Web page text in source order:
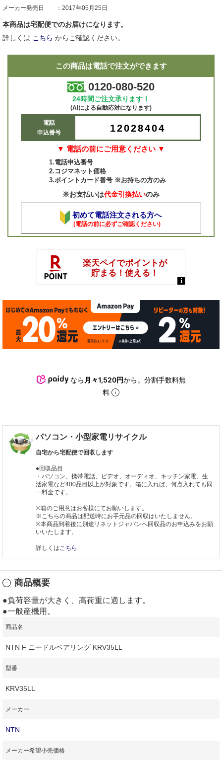
メーカー発売日
2017年05月25日
本商品は宅配便でのお届けになります。
詳しくは こちら からご確認ください。
この商品は電話で注文ができます
0120-080-520
24時間ご注文承ります！
(AIによる自動応対になります)
電話
申込番号
12028404
▼ 電話の前にご用意ください ▼
1.電話申込番号
2.コジマネット価格
3.ポイントカード番号 ※お持ちの方のみ
※お支払いは代金引換払いのみ
初めて電話注文される方へ
(電話の前に必ずご確認ください)
なら 月々1,520円から。分割手数料無
料
パソコン・小型家電リサイクル
自宅から宅配便で回収します
●回収品目
・パソコン、携帯電話、ビデオ、オーディオ、キッチン家電、生
活家電など400品目以上が対象です。箱に入れば、何点入れても同
一料金です。
※箱のご用意はお客様にてお願いします。
※こちらの商品は配送時にお手元品の回収はいたしません。
※本商品到着後に別途リネットジャパンへ回収品のお申込みをお願
いいたします。
詳しくはこちら
商品概要
●負荷容量が大きく、高荷重に適します。
●一般産機用。
商品名
NTN F ニードルベアリング KRV35LL
型番
KRV35LL
メーカー
NTN
メーカー希望小売価格